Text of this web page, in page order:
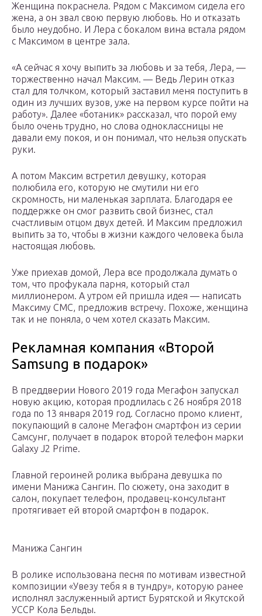
Женщина покраснела. Рядом с Максимом сидела его
жена, а он звал свою первую любовь. Но и отказать
было неудобно. И Лера с бокалом вина встала рядом
с Максимом в центре зала.
«А сейчас я хочу выпить за любовь и за тебя, Лера, —
торжественно начал Максим. — Ведь Лерин отказ
стал для толчком, который заставил меня поступить в
один из лучших вузов, уже на первом курсе пойти на
работу». Далее «ботаник» рассказал, что порой ему
было очень трудно, но слова одноклассницы не
давали ему покоя, и он понимал, что нельзя опускать
руки.
А потом Максим встретил девушку, которая
полюбила его, которую не смутили ни его
скромность, ни маленькая зарплата. Благодаря ее
поддержке он смог развить свой бизнес, стал
счастливым отцом двух детей. И Максим предложил
выпить за то, чтобы в жизни каждого человека была
настоящая любовь.
Уже приехав домой, Лера все продолжала думать о
том, что профукала парня, который стал
миллионером. А утром ей пришла идея — написать
Максиму СМС, предложив встречу. Похоже, женщина
так и не поняла, о чем хотел сказать Максим.
Рекламная компания «Второй
Samsung в подарок»
В преддверии Нового 2019 года Мегафон запускал
новую акцию, которая продлилась с 26 ноября 2018
года по 13 января 2019 год. Согласно промо клиент,
покупающий в салоне Мегафон смартфон из серии
Самсунг, получает в подарок второй телефон марки
Galaxy J2 Prime.
Главной героиней ролика выбрана девушка по
имени Манижа Сангин. По сюжету, она заходит в
салон, покупает телефон, продавец-консультант
протягивает ей второй смартфон в подарок.
Манижа Сангин
В ролике использована песня по мотивам известной
композиции «Увезу тебя я в тундру», которую ранее
исполнял заслуженный артист Бурятской и Якутской
УССР Кола Бельды.